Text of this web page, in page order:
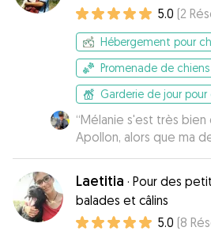
attention
5.0 (2
Hébergement pour
Promenade de chiens
Garderie de jour pour
“Mélanie s'est très
Apollon, alors que ma
faite à la dernière
Laetitia · Pour des
balades et câlins
5.0 (8